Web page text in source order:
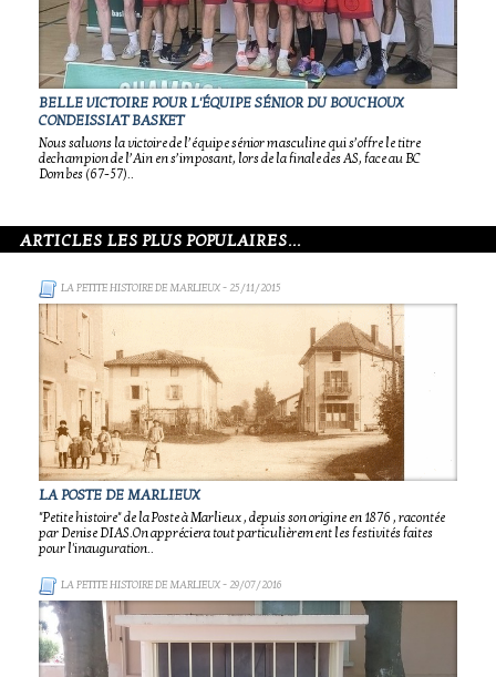
BELLE VICTOIRE POUR L'ÉQUIPE SÉNIOR DU BOUCHOUX
CONDEISSIAT BASKET
Nous saluons la victoire de l’équipe sénior masculine qui s’offre le titre
dechampion de l’Ain en s’imposant, lors de la finale des AS, face au BC
Dombes (67-57)..
ARTICLES LES PLUS POPULAIRES...
LA PETITE HISTOIRE DE MARLIEUX- 25/11/2015
LA POSTE DE MARLIEUX
"Petite histoire" de la Poste à Marlieux , depuis son origine en 1876 , racontée
par Denise DIAS.On appréciera tout particulièrement les festivités faites
pour l'inauguration..
LA PETITE HISTOIRE DE MARLIEUX- 29/07/2016